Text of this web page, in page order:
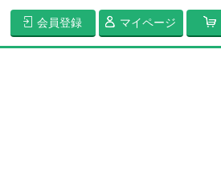
会員登録 マイページ